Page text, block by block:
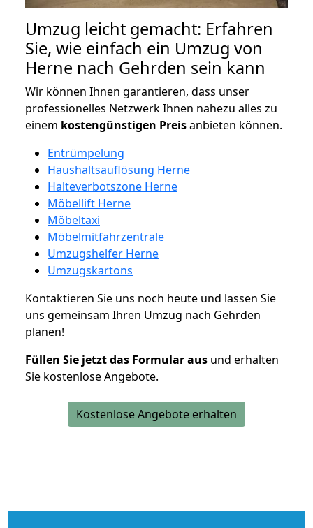
Umzug leicht gemacht: Erfahren
Sie, wie einfach ein Umzug von
Herne nach Gehrden sein kann
Wir können Ihnen garantieren, dass unser
professionelles Netzwerk Ihnen nahezu alles zu
einem kostengünstigen Preisanbieten können.
Entrümpelung
Haushaltsauflösung Herne
Halteverbotszone Herne
Möbellift Herne
Möbeltaxi
Möbelmitfahrzentrale
Umzugshelfer Herne
Umzugskartons
Kontaktieren Sie uns noch heute und lassen Sie
uns gemeinsam Ihren Umzug nach Gehrden
planen!
Füllen Sie jetzt das Formular aus und erhalten
Sie kostenlose Angebote.
Kostenlose Angebote erhalten